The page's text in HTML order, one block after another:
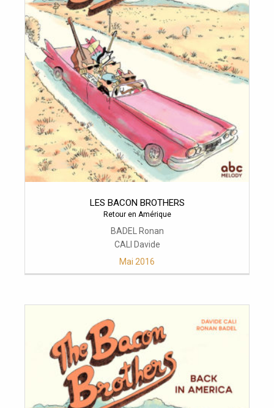
LES BACON BROTHERS
Retour en Amérique
BADEL Ronan
CALI Davide
Mai 2016